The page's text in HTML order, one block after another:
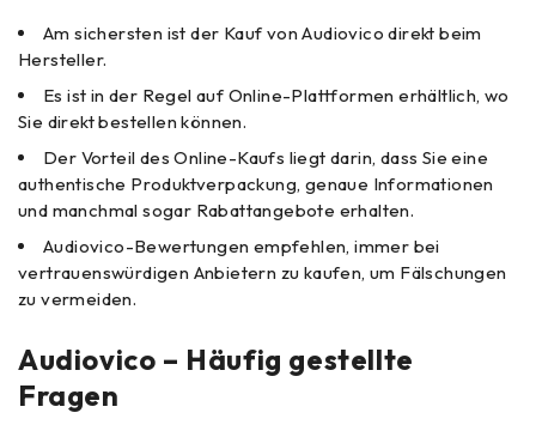
Am sichersten ist der Kauf von Audiovico direkt beim
Hersteller.
Es ist in der Regel auf Online-Plattformen erhältlich, wo
Sie direkt bestellen können.
Der Vorteil des Online-Kaufs liegt darin, dass Sie eine
authentische Produktverpackung, genaue Informationen
und manchmal sogar Rabattangebote erhalten.
Audiovico-Bewertungen empfehlen, immer bei
vertrauenswürdigen Anbietern zu kaufen, um Fälschungen
zu vermeiden.
Audiovico – Häufig gestellte
Fragen